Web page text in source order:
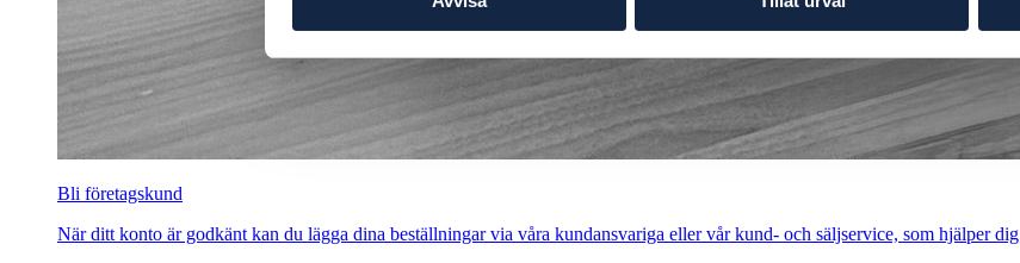
Bli företagskund
När ditt konto är godkänt kan du lägga dina beställningar via våra kundansvariga eller vår kund- och säljservice, som hjälper